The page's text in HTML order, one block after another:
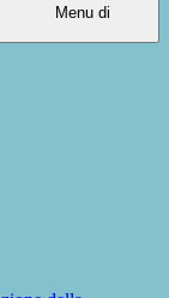
Menu di